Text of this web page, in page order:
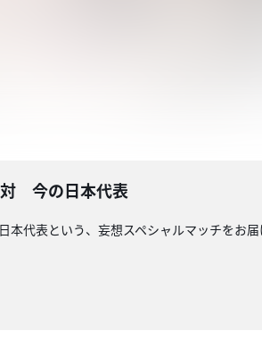
今の日本代表
代表という、妄想スペシャルマッチをお